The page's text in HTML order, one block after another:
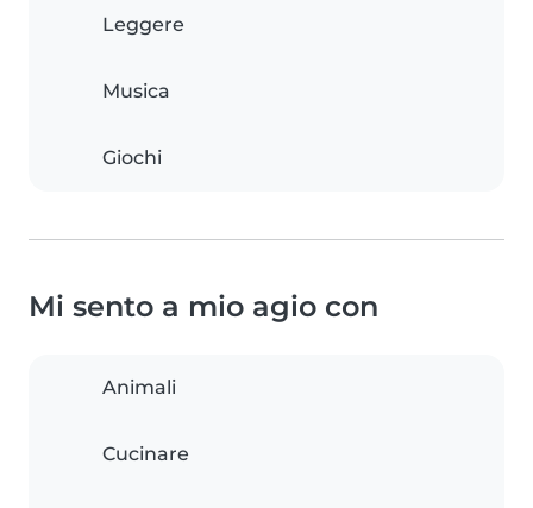
Leggere
Musica
Giochi
Mi sento a mio agio con
Animali
Cucinare